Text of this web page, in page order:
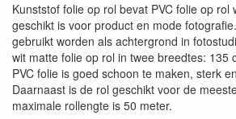
Kunststof folie op rol bevat PVC folie op rol
geschikt is voor product en mode
gebruikt worden als achtergrond in
wit matte folie op rol in twee breedtes: 135
PVC folie is goed schoon te maken, sterk
Daarnaast is de rol geschikt voor de
maximale rollengte is 50 meter.